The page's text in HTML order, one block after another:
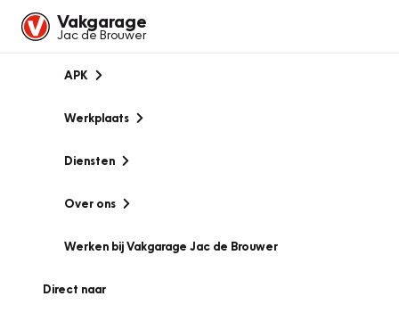
Vakgarage
Jac de Brouwer
APK
Werkplaats
Diensten
Over ons
Werken bij Vakgarage Jac de Brouwer
Direct naar